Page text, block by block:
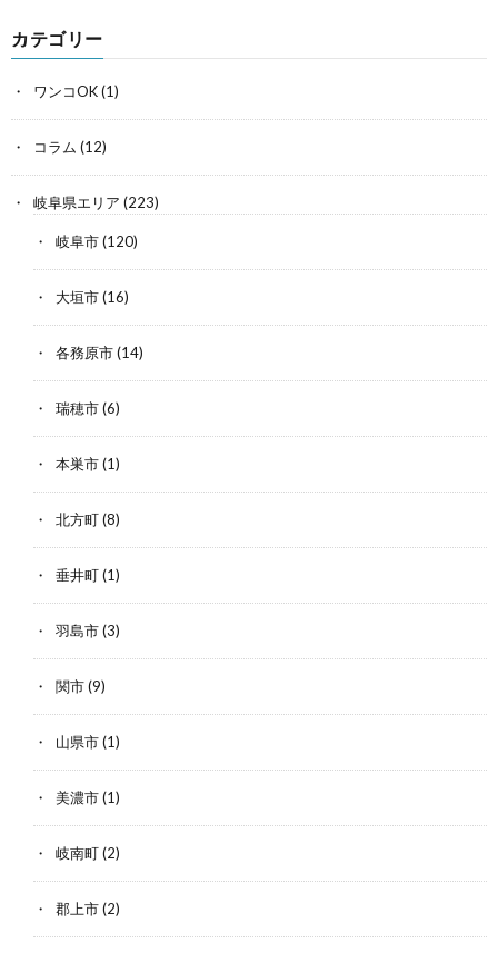
カテゴリー
ワンコOK(1)
コラム (12)
岐阜県エリア (223)
岐阜市(120)
大垣市(16)
各務原市(14)
瑞穂市(6)
本巣市(1)
北方町(8)
垂井町(1)
羽島市(3)
関市(9)
山県市(1)
美濃市(1)
岐南町(2)
郡上市(2)